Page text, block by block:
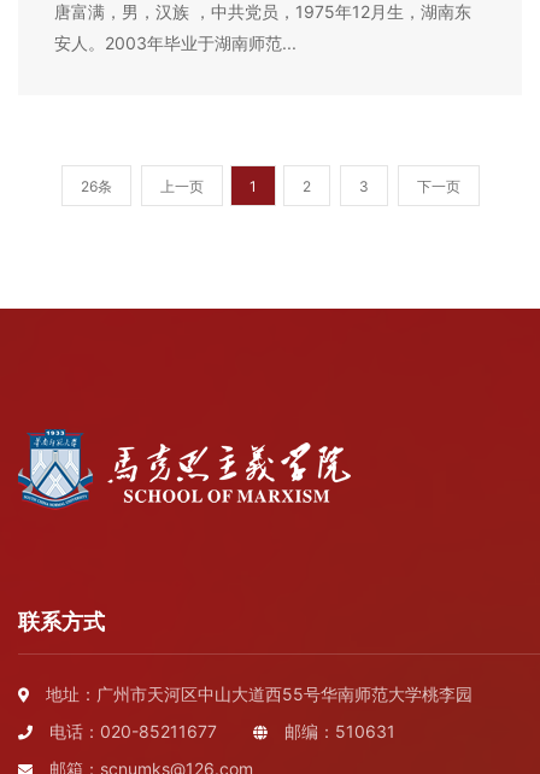
唐富满，男，汉族 ，中共党员，1975年12月生，湖南东
安人。2003年毕业于湖南师范...
26条 上一页 1 2 3 下一页
联系方式
地址：广州市天河区中山大道西55号华南师范大学桃李园
电话：020-85211677
邮编：510631
邮箱：scnumks@126.com